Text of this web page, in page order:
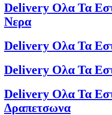
Delivery Ολα Τα
Νερα
Delivery Ολα Τα
Delivery Ολα Τα
Delivery Ολα Τα
Δραπετσωνα